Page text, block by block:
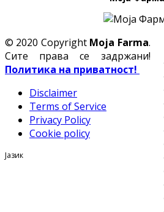
© 2020 Copyright Moja Farma.
Сите права се задржани!
Политика на приватност!
Disclaimer
Terms of Service
Privacy Policy
Cookie policy
Јазик